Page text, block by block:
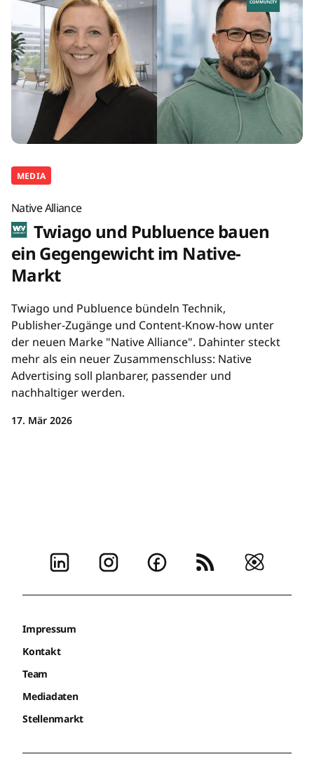
MEDIA
Native Alliance
Twiago und Publuence bauen
ein Gegengewicht im Native-
Markt
Twiago und Publuence bündeln Technik,
Publisher-Zugänge und Content-Know-how unter
der neuen Marke "Native Alliance". Dahinter steckt
mehr als ein neuer Zusammenschluss: Native
Advertising soll planbarer, passender und
nachhaltiger werden.
17. Mär 2026
Impressum
Kontakt
Team
Mediadaten
Stellenmarkt